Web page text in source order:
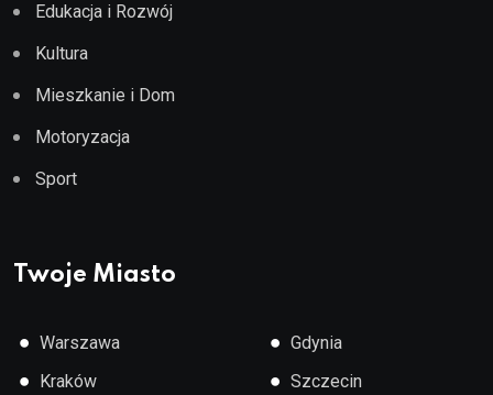
Edukacja i Rozwój
Kultura
Mieszkanie i Dom
Motoryzacja
Sport
Twoje Miasto
● Warszawa
● Kraków
● Gdynia
● Szczecin